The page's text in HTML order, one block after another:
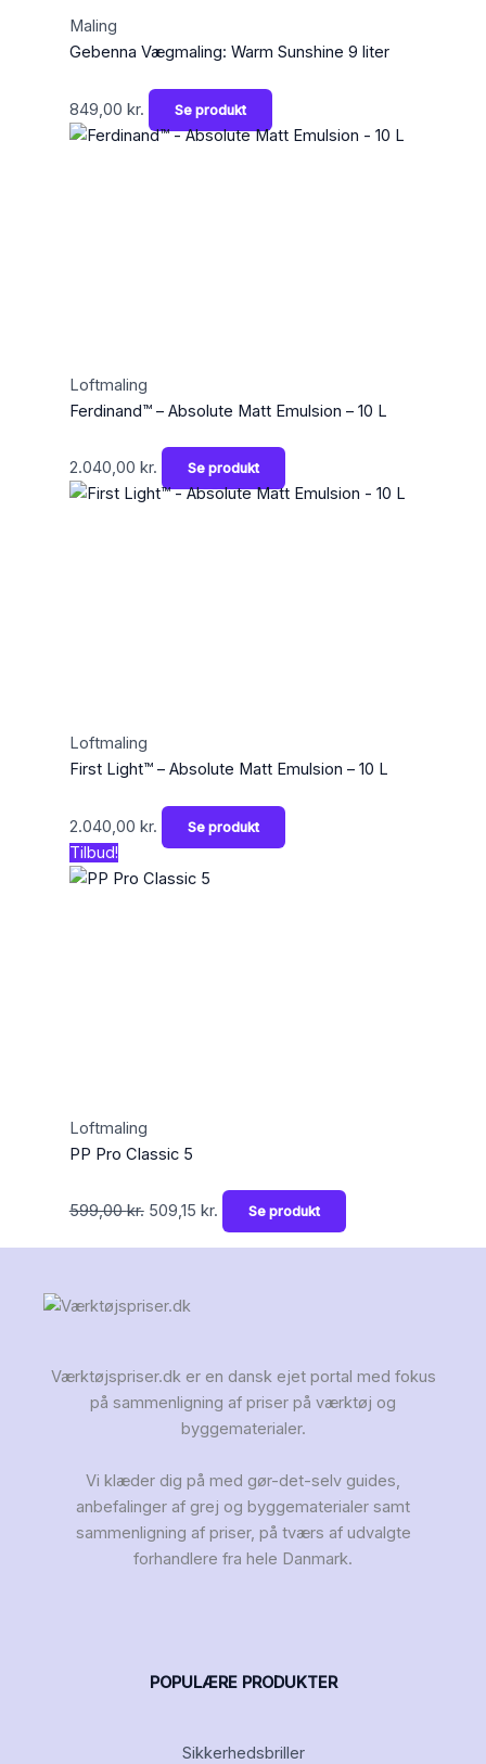
Maling
Gebenna Vægmaling: Warm Sunshine 9 liter
849,00 kr. Se produkt
Loftmaling
Ferdinand™ – Absolute Matt Emulsion – 10 L
2.040,00 kr. Se produkt
Loftmaling
First Light™ – Absolute Matt Emulsion – 10 L
2.040,00 kr. Se produkt
Tilbud!
Loftmaling
PP Pro Classic 5
599,00kr. 509,15 kr. Se produkt
Værktøjspriser.dk er en dansk ejet portal med fokus
på sammenligning af priser på værktøj og
byggematerialer.
Vi klæder dig på med gør-det-selv guides,
anbefalinger af grej og byggematerialer samt
sammenligning af priser, på tværs af udvalgte
forhandlere fra hele Danmark.
POPULÆRE PRODUKTER
Sikkerhedsbriller